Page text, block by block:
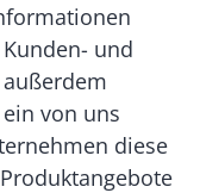
und
von uns
diese